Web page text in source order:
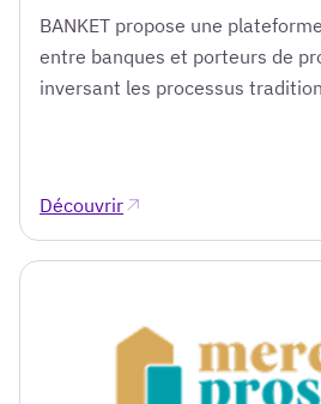
BANKET propose une
entre banques et porteurs de
inversant les processus
Découvrir